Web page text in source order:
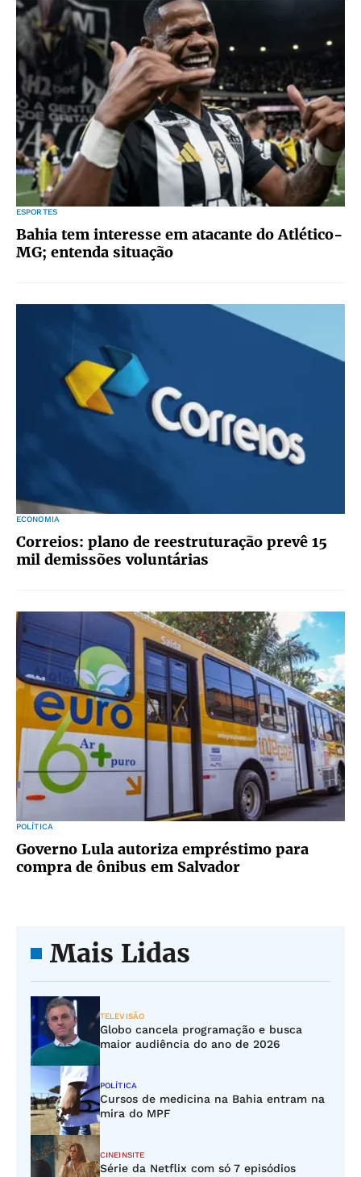
ESPORTES
Bahia tem interesse em atacante do Atlético-
MG; entenda situação
ECONOMIA
Correios: plano de reestruturação prevê 15
mil demissões voluntárias
POLÍTICA
Governo Lula autoriza empréstimo para
compra de ônibus em Salvador
Mais Lidas
TELEVISÃO
Globo cancela programação e busca
maior audiência do ano de 2026
POLÍTICA
Cursos de medicina na Bahia entram na
mira do MPF
CINEINSITE
Série da Netflix com só 7 episódios